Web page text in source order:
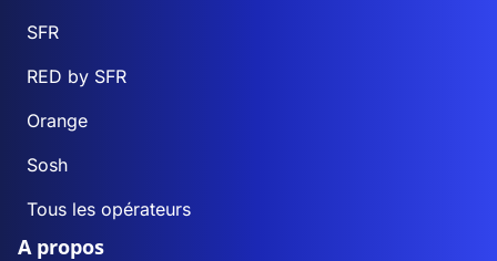
SFR
RED by SFR
Orange
Sosh
Tous les opérateurs
A propos